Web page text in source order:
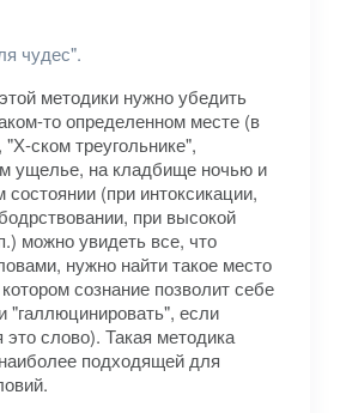
чудес".
методики нужно убедить
то определенном месте (в
ском треугольнике",
ущелье, на кладбище ночью и
(при интоксикации,
при высокой
можно увидеть все, что
нужно найти такое место
сознание позволит себе
"галлюцинировать", если
слово). Такая методика
подходящей для